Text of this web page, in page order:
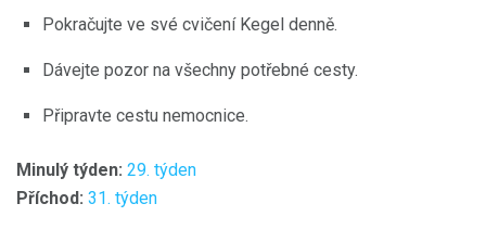
Pokračujte ve své cvičení Kegel denně.
Dávejte pozor na všechny potřebné cesty.
Připravte cestu nemocnice.
Minulý týden: 29. týden
Příchod: 31. týden